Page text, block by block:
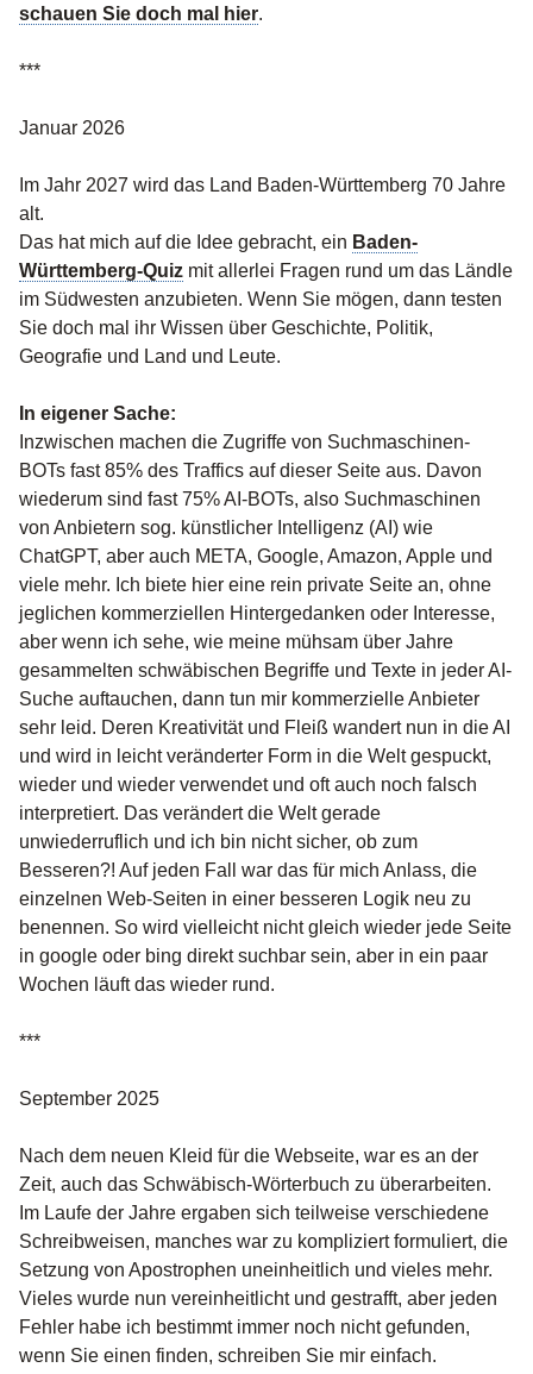
schauen Sie doch mal hier
***
Januar 2026
Im Jahr 2027 wird das Land Baden-Württemberg 70 Jahre
alt.
Das hat mich auf die Idee gebracht, ein Baden-
Württemberg-Quiz mit allerlei Fragen rund um das Ländle
im Südwesten anzubieten. Wenn Sie mögen, dann testen
Sie doch mal ihr Wissen über Geschichte, Politik,
Geografie und Land und Leute.
In eigener Sache:
Inzwischen machen die Zugriffe von Suchmaschinen-
BOTs fast 85% des Traffics auf dieser Seite aus. Davon
wiederum sind fast 75% AI-BOTs, also Suchmaschinen
von Anbietern sog. künstlicher Intelligenz (AI) wie
ChatGPT, aber auch META, Google, Amazon, Apple und
viele mehr. Ich biete hier eine rein private Seite an, ohne
jeglichen kommerziellen Hintergedanken oder Interesse,
aber wenn ich sehe, wie meine mühsam über Jahre
gesammelten schwäbischen Begriffe und Texte in jeder AI-
Suche auftauchen, dann tun mir kommerzielle Anbieter
sehr leid. Deren Kreativität und Fleiß wandert nun in die AI
und wird in leicht veränderter Form in die Welt gespuckt,
wieder und wieder verwendet und oft auch noch falsch
interpretiert. Das verändert die Welt gerade
unwiederruflich und ich bin nicht sicher, ob zum
Besseren?! Auf jeden Fall war das für mich Anlass, die
einzelnen Web-Seiten in einer besseren Logik neu zu
benennen. So wird vielleicht nicht gleich wieder jede Seite
in google oder bing direkt suchbar sein, aber in ein paar
Wochen läuft das wieder rund.
***
September 2025
Nach dem neuen Kleid für die Webseite, war es an der
Zeit, auch das Schwäbisch-Wörterbuch zu überarbeiten.
Im Laufe der Jahre ergaben sich teilweise verschiedene
Schreibweisen, manches war zu kompliziert formuliert, die
Setzung von Apostrophen uneinheitlich und vieles mehr.
Vieles wurde nun vereinheitlicht und gestrafft, aber jeden
Fehler habe ich bestimmt immer noch nicht gefunden,
wenn Sie einen finden, schreiben Sie mir einfach.